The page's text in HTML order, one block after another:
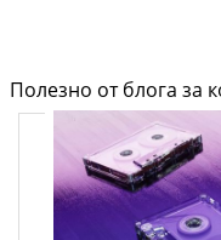
Полезно от блога за